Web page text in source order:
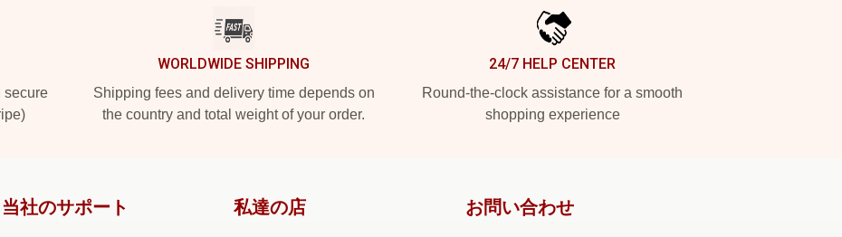
secure
WORLDWIDE SHIPPING
Shipping fees and delivery time depends on
the country and total weight of your order.
24/7 HELP CENTER
Round-the-clock assistance for a smooth
shopping experience
当社のサポート 私達の店 お問い合わせ